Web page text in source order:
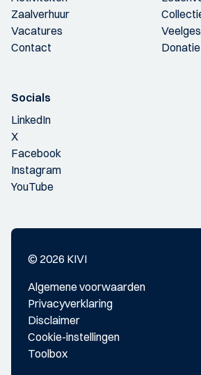
Zaalverhuur
Vacatures
Contact
Donatie
Socials
LinkedIn
X
Facebook
Instagram
YouTube
© 2026 KIVI
Algemene voorwaarden
Privacyverklaring
Disclaimer
Cookie-instellingen
Toolbox